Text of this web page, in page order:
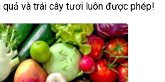
quả và trái cây tươi luôn được phép!